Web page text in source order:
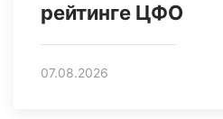
рейтинге ЦФО
07.08.2026